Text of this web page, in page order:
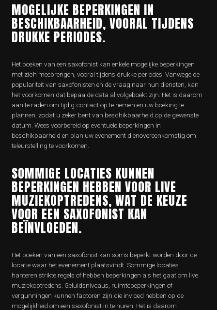
MOGELIJKE BEPERKINGEN IN
BESCHIKBAARHEID, VOORAL TIJDENS
DRUKKE PERIODES.
Het boeken van een saxofonist kan enkele mogelijke beperkingen
met zich meebrengen, vooral tijdens drukke periodes. Vanwege de
populariteit van saxofonisten en de vraag naar hun diensten, kan
het voorkomen dat bepaalde data al volgeboekt zijn. Het is daarom
aan te raden om tijdig contact op te nemen en uw boeking te
plannen, zodat u zeker bent van beschikbaarheid op de gewenste
datum. Wees voorbereid op eventuele beperkingen in
beschikbaarheid en plan uw evenement dienovereenkomstig om
teleurstelling te voorkomen.
SOMMIGE LOCATIES KUNNEN
BEPERKINGEN HEBBEN VOOR LIVE
MUZIEKOPTREDENS, WAT DE KEUZE
VOOR EEN SAXOFONIST KAN
BEÏNVLOEDEN.
Het boeken van een saxofonist kan soms beperkt worden door de
locatie waar het evenement plaatsvindt. Sommige locaties
hanteren strikte regels of hebben beperkingen als het gaat om live
muziekoptredens. Geluidsniveaus, ruimtebeperkingen of
vergunningen kunnen factoren zijn die invloed hebben op de
mogelijkheid om een saxofonist in te huren. Het is daarom